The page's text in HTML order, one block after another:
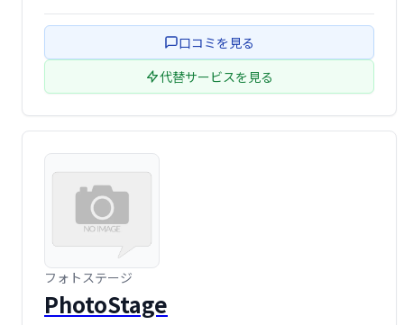
応。時間を節約し、効果的なチラシ制作を実現します。
口コミを見る
代替サービスを見る
フォトステージ
PhotoStage